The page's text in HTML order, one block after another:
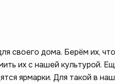
своего дома. Берём их,
их с нашей культурой.
ярмарки. Для такой в